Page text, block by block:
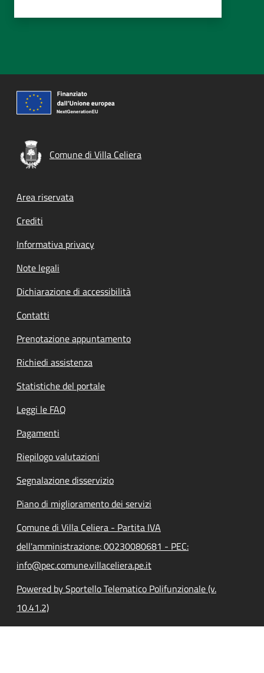
Comune di Villa Celiera
Footer menu
Area riservata
Crediti
Informativa privacy
Note legali
Dichiarazione di accessibilità
Contatti
Prenotazione appuntamento
Richiedi assistenza
Statistiche del portale
Leggi le FAQ
Pagamenti
Riepilogo valutazioni
Segnalazione disservizio
Piano di miglioramento dei servizi
Comune di Villa Celiera - Partita IVA
dell'amministrazione: 00230080681 - PEC:
info@pec.comune.villaceliera.pe.it
Powered by Sportello Telematico Polifunzionale (v.
10.41.2)